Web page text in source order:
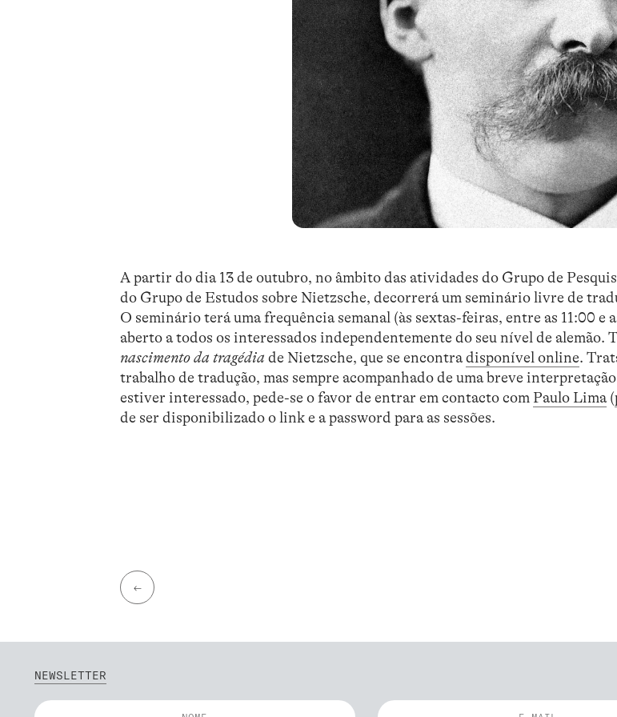
A partir do dia 13 de outubro, no âmbito das atividades do Grupo de
do Grupo de Estudos sobre Nietzsche, decorrerá um seminário livre de
O seminário terá uma frequência semanal (às sextas-feiras, entre as 11:00 e
aberto a todos os interessados independentemente do seu nível de alemão.
nascimento da tragédia de Nietzsche, que se encontradisponível online.
trabalho de tradução, mas sempre acompanhado de uma breve
estiver interessado, pede-se o favor de entrar em contacto com Paulo Lima(
de ser disponibilizado o link e a password para as sessões.
←
NEWSLETTER